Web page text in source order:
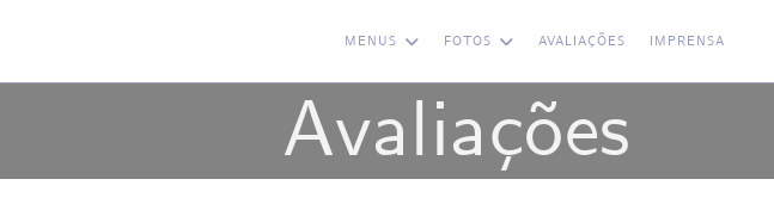
MENUS FOTOS AVALIAÇÕES IMPRENSA
Avaliações